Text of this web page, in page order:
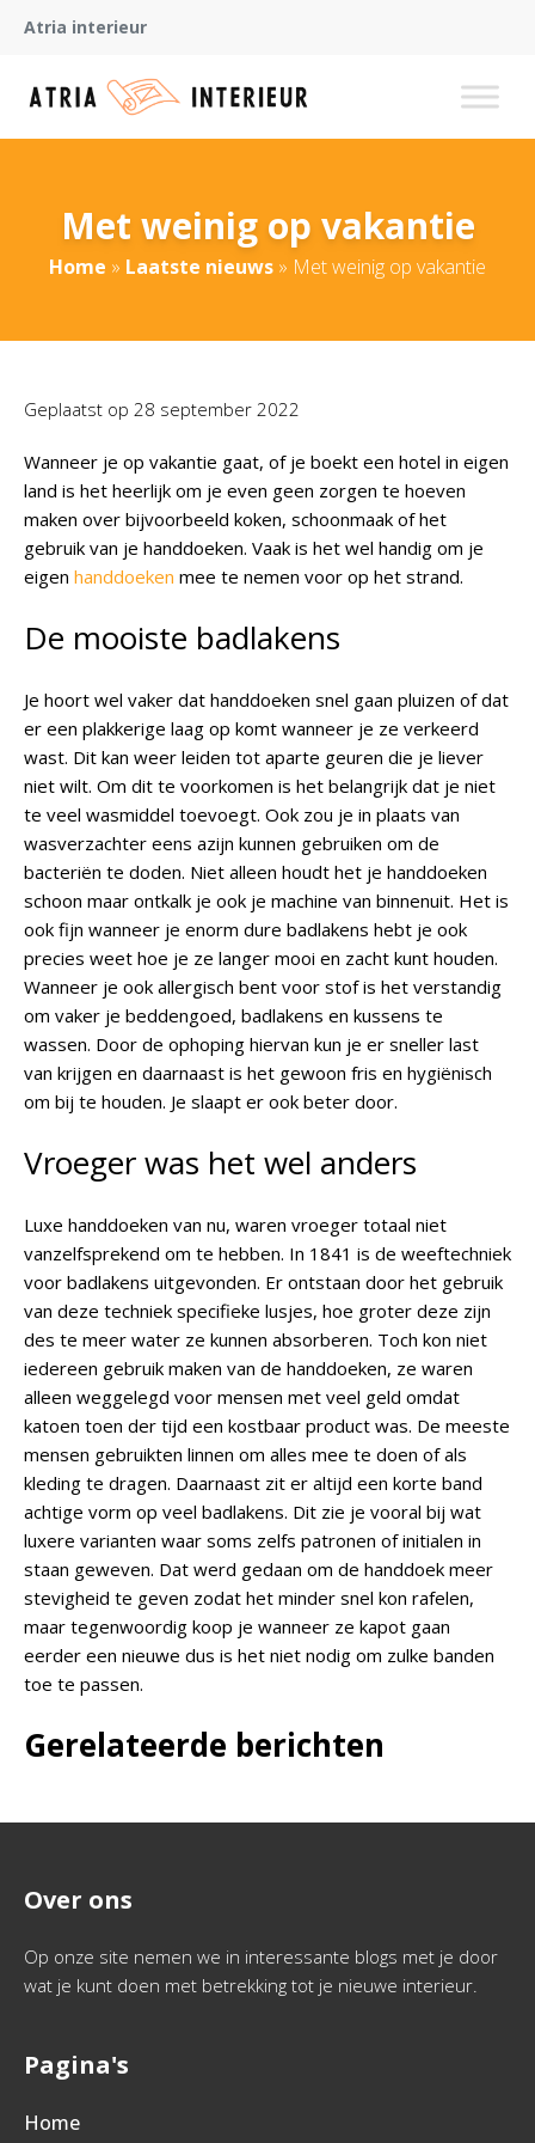
Atria interieur
Met weinig op vakantie
Home » Laatste nieuws » Met weinig op vakantie
Geplaatst op 28 september 2022
Wanneer je op vakantie gaat, of je boekt een hotel in eigen
land is het heerlijk om je even geen zorgen te hoeven
maken over bijvoorbeeld koken, schoonmaak of het
gebruik van je handdoeken. Vaak is het wel handig om je
eigen handdoeken mee te nemen voor op het strand.
De mooiste badlakens
Je hoort wel vaker dat handdoeken snel gaan pluizen of dat
er een plakkerige laag op komt wanneer je ze verkeerd
wast. Dit kan weer leiden tot aparte geuren die je liever
niet wilt. Om dit te voorkomen is het belangrijk dat je niet
te veel wasmiddel toevoegt. Ook zou je in plaats van
wasverzachter eens azijn kunnen gebruiken om de
bacteriën te doden. Niet alleen houdt het je handdoeken
schoon maar ontkalk je ook je machine van binnenuit. Het is
ook fijn wanneer je enorm dure badlakens hebt je ook
precies weet hoe je ze langer mooi en zacht kunt houden.
Wanneer je ook allergisch bent voor stof is het verstandig
om vaker je beddengoed, badlakens en kussens te
wassen. Door de ophoping hiervan kun je er sneller last
van krijgen en daarnaast is het gewoon fris en hygiënisch
om bij te houden. Je slaapt er ook beter door.
Vroeger was het wel anders
Luxe handdoeken van nu, waren vroeger totaal niet
vanzelfsprekend om te hebben. In 1841 is de weeftechniek
voor badlakens uitgevonden. Er ontstaan door het gebruik
van deze techniek specifieke lusjes, hoe groter deze zijn
des te meer water ze kunnen absorberen. Toch kon niet
iedereen gebruik maken van de handdoeken, ze waren
alleen weggelegd voor mensen met veel geld omdat
katoen toen der tijd een kostbaar product was. De meeste
mensen gebruikten linnen om alles mee te doen of als
kleding te dragen. Daarnaast zit er altijd een korte band
achtige vorm op veel badlakens. Dit zie je vooral bij wat
luxere varianten waar soms zelfs patronen of initialen in
staan geweven. Dat werd gedaan om de handdoek meer
stevigheid te geven zodat het minder snel kon rafelen,
maar tegenwoordig koop je wanneer ze kapot gaan
eerder een nieuwe dus is het niet nodig om zulke banden
toe te passen.
Gerelateerde berichten
Over ons
Op onze site nemen we in interessante blogs met je door
wat je kunt doen met betrekking tot je nieuwe interieur.
Pagina's
Home